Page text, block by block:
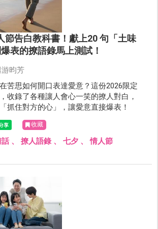
節告白教科書！獻上20 句「土味
表的撩語錄馬上測試！
昀芳
苦思如何開口表達愛意？這份2026限定
收錄了各種讓人會心一笑的撩人對白，
抓住對方的心」，讓愛意直接爆表！
收藏
話、 撩人語錄、 七夕、情人節